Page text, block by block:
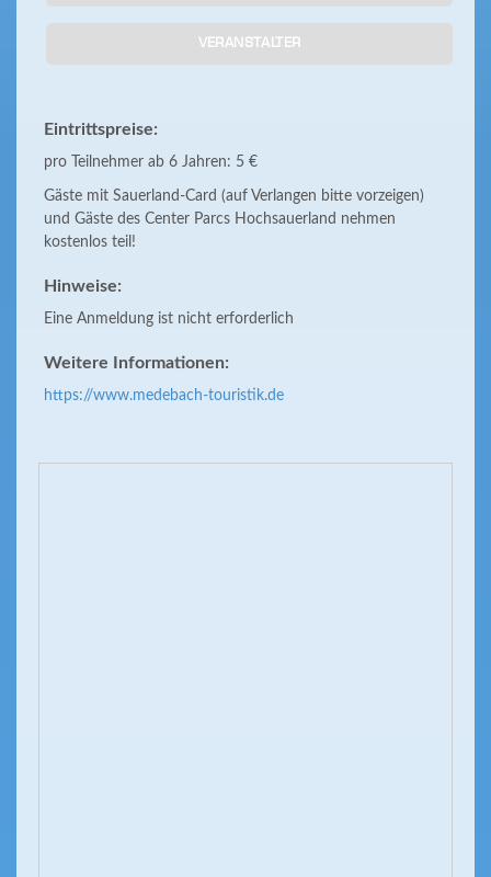
VERANSTALTER
Eintrittspreise:
pro Teilnehmer ab 6 Jahren: 5 €
Gäste mit Sauerland-Card (auf Verlangen bitte vorzeigen)
und Gäste des Center Parcs Hochsauerland nehmen
kostenlos teil!
Hinweise:
Eine Anmeldung ist nicht erforderlich
Weitere Informationen:
https://www.medebach-touristik.de